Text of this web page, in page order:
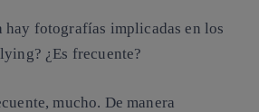
hay fotografías implicadas en los
¿Es frecuente?
mucho. De manera